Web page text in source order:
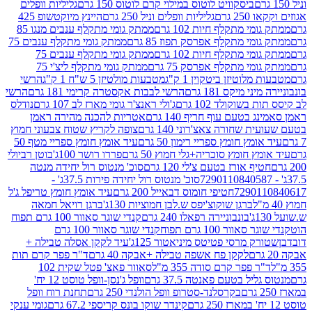
ביסקוויט לוטוס במילוי קרם לוטוס 150 גרם
גליליות וופלים
גרם
גליליות וופלים וניל 250 גרם
היינץ מיוקטשופ 425
מתקלף חיות 102 גרם
ממתק גומי מתקלף ענבים מנגו 85
מתקלף אפרסק תפוז 85 גרם
ממתק גומי מתקלף ענבים 75
מתקלף חיות 102 גרם
ממתק גומי מתקלף ענבים 75
מתקלף אפרסק 75 גרם
ממתק גומי מתקלף ליצ'י 75
ביטקוין 1 ק"ג
מטבעות מולטיזן 5 ש"ח 1 ק"ג
הרשי
מיקס 181 גרם
הרשי לבבות אקסטרה קרימי 181 גרם
הרשי
102 גרם
ג'ולי ראנצ'ר גומי מארז לב 107 גרם
נודלס
עוף חריף 140 גרם
אטריות להכנה מהירה ראמן
שחורה צאצ'רוני 140 גרם
צופה לקריץ שטוח צבעוני חמוץ
חומץ ספריי רימון 50 גרם
עיד אומץ חומץ ספריי מטף 50
חומץ סוכריה+גלי חמוץ 50 גרם
פררו רושר 100ג'
בוטן רביולי
אורז בטעם צ'לי 120 גרם
סוכ' מנטוס רול יחידה מנטה
סוכ' מנטוס רול יחידה פירות 37.5ג' -
חטיפי חומוס דבאייל 200 גרם
עיד אומץ חומץ טריפל ג'ל
ברגן שוקוצ'יפס ש.לבן חמוציות 130ג'
ברגן רויאל חמאה
בונבוניירה רפאלו 240 גרם
קנדי שוגר סאוור 100 גרם תפוח
100 גרם תפוח
קנדי שוגר סאוור 100 גרם
מרסי פטיטס מיניאטור 125ג'
עיד לקקן אסלה טבילה +
לקקן פח אשפה טבילה +אבקה 40 גרם
ד"ר פפר קרם תות
פפר קרם סודה 355 מ"ל
סאוור פאצ' פטל שקית 102
בטעם פאנטה 37.5 גרם
וופל ג'נסן-וופל טוסט 12 יח'
בקרסלנד-סטרופ וופל הולנדי 250 גרם
תחנת רוח וופל
קינדר שוקו בונס קריספי 67.2 גרם
גומי ענקי